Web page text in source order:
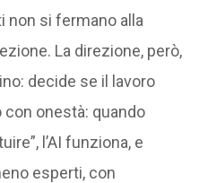
non si fermano alla
La direzione, però,
decide se il lavoro
con onestà: quando
l’AI funziona, e
esperti, con